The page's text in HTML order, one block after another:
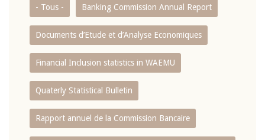
- Tous - Banking Commission Annual Report
Documents d’Etude et d’Analyse Economiques
Financial Inclusion statistics in WAEMU
Quaterly Statistical Bulletin
Rapport annuel de la Commission Bancaire